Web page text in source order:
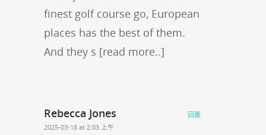
finest golf course go, European
places has the best of them.
And they s [read more..]
Rebecca Jones
2025-03-18 at 2:03 上午
回覆